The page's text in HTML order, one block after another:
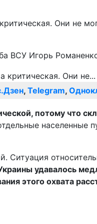
Они не
ВСУ Игорь
, Telegram,
потому что
населенные
Ситуация
удавалось
этого охвата